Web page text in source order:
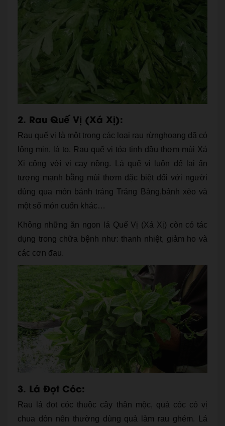
2. Rau Quế Vị (Xá Xị):
Rau quế vị là một trong các loại rau rừnghoang dã có
lông mịn, lá to. Rau quế vị tỏa tinh dầu thơm mùi Xá
Xị cộng với vị cay nồng. Lá quế vị luôn để lại ấn
tượng mạnh bằng mùi thơm đặc biệt đối với người
dùng qua món bánh tráng Trảng Bàng,bánh xèo và
một số món cuốn khác…
Không những ăn ngon lá Quế Vị (Xá Xị) còn có tác
dụng trong chữa bệnh như: thanh nhiệt, giảm ho và
các cơn đau.
3. Lá Đọt Cóc:
Rau lá đọt cóc thuộc cây thân mộc, quả cóc có vị
chua dòn nên thường dùng quả làm rau ghém. Lá